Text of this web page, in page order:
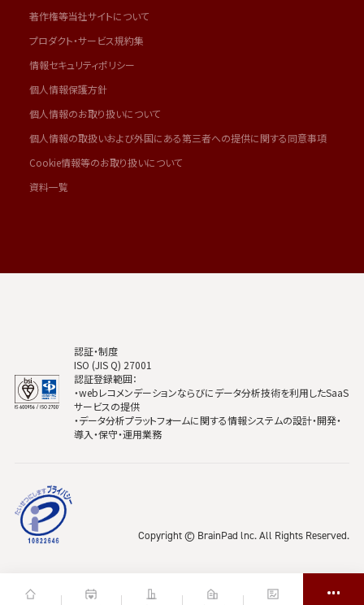
著作権等当社サイトについて
プロダクト・サービス規約集
情報セキュリティポリシー
個人情報保護方針
個人情報のお取り扱いについて
個人情報の取扱いおよび外国にある第三者への提供に関する同意事項
Cookie情報等のお取り扱いについて
資料一覧
認証・制度
ISO (JIS Q) 27001
認証登録範囲：
・webレコメンデーションならびにデータ分析技術を利用したSaaS
サービスの提供
・データ分析プラットフォームに関する情報システムの設計・開発・
導入・保守・運用業務
Copyright © BrainPad lnc. All Rights Reserved.